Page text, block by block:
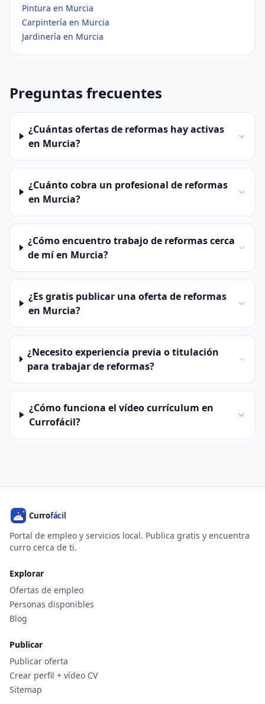
Pintura en Murcia
Carpintería en Murcia
Jardinería en Murcia
Preguntas frecuentes
¿Cuántas ofertas de reformas hay activas
en Murcia?
¿Cuánto cobra un profesional de reformas
en Murcia?
¿Cómo encuentro trabajo de reformas cerca
de mí en Murcia?
¿Es gratis publicar una oferta de reformas
en Murcia?
¿Necesito experiencia previa o titulación
para trabajar de reformas?
¿Cómo funciona el vídeo currículum en
Currofácil?
Portal de empleo y servicios local. Publica gratis y encuentra
curro cerca de ti.
Explorar
Ofertas de empleo
Personas disponibles
Blog
Publicar
Publicar oferta
Crear perfil + vídeo CV
Sitemap